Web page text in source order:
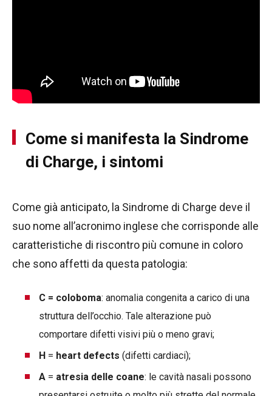
Come si manifesta la Sindrome
di Charge, i sintomi
Come già anticipato, la Sindrome di Charge deve il
suo nome all’acronimo inglese che corrisponde alle
caratteristiche di riscontro più comune in coloro
che sono affetti da questa patologia:
C = coloboma: anomalia congenita a carico di una
struttura dell’occhio. Tale alterazione può
comportare difetti visivi più o meno gravi;
H = heart defects (difetti cardiaci);
A = atresia delle coane: le cavità nasali possono